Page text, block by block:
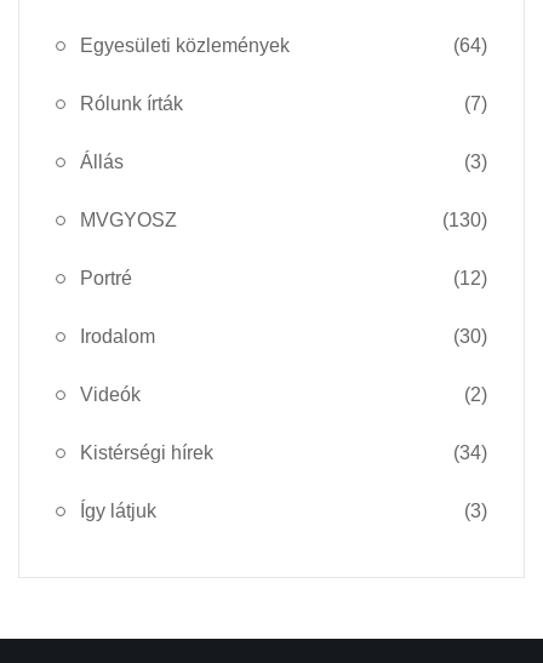
Egyesületi közlemények (64)
Rólunk írták (7)
Állás (3)
MVGYOSZ (130)
Portré (12)
Irodalom (30)
Videók (2)
Kistérségi hírek (34)
Így látjuk (3)